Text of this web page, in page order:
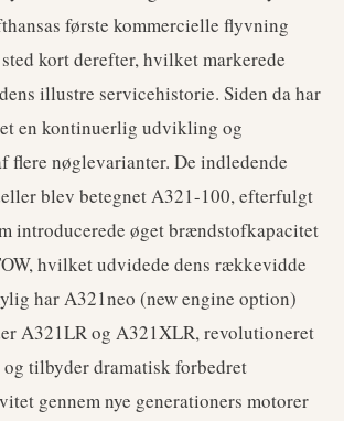
første kommercielle flyvning
kort derefter, hvilket markerede
illustre servicehistorie. Siden da har
en kontinuerlig udvikling og
flere nøglevarianter. De indledende
blev betegnet A321-100, efterfulgt
introducerede øget brændstofkapacitet
hvilket udvidede dens rækkevidde
har A321neo (new engine option)
A321LR og A321XLR, revolutioneret
tilbyder dramatisk forbedret
gennem nye generationers motorer